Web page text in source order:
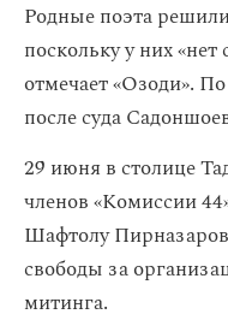
Родные поэта
поскольку у них
отмечает «Озоди».
после суда
29 июня в столице
членов «Комиссии
Шафтолу
свободы за
митинга.